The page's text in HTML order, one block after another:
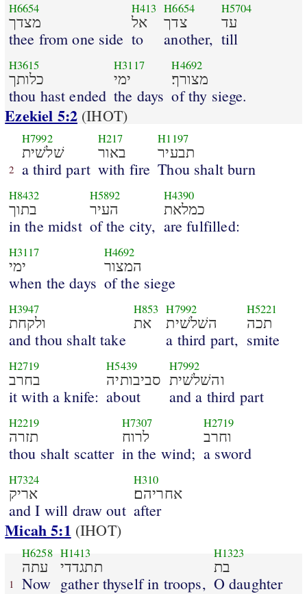
H6654
מצדך
thee from one side
H413
אל
to
H6654
צדך
another,
H5704
עד
till
H3615
כלותך
thou hast ended
H3117
ימי
the days
H4692
מצורך׃
of thy siege.
Ezekiel 5:2 (IHOT)
2
H7992
שׁלשׁית
a third part
H217
באור
with fire
H1197
תבעיר
Thou shalt burn
H8432
בתוך
in the midst
H5892
העיר
of the city,
H4390
כמלאת
are fulfilled:
H3117
ימי
when the days
H4692
המצור
of the siege
H3947
ולקחת
and thou shalt take
H853
את
H7992
השׁלשׁית
a third part,
H5221
תכה
smite
H2719
בחרב
it with a knife:
H5439
סביבותיה
about
H7992
והשׁלשׁית
and a third part
H2219
תזרה
thou shalt scatter
H7307
לרוח
in the wind;
H2719
וחרב
a sword
H7324
אריק
and I will draw out
H310
אחריהם׃
after
Micah 5:1 (IHOT)
1
H6258
עתה
Now
H1413
תתגדדי
gather thyself in troops,
H1323
בת
O daughter